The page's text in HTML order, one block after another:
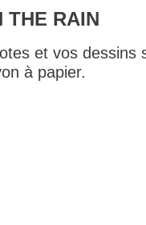
THE RAIN
et vos dessins
à papier.